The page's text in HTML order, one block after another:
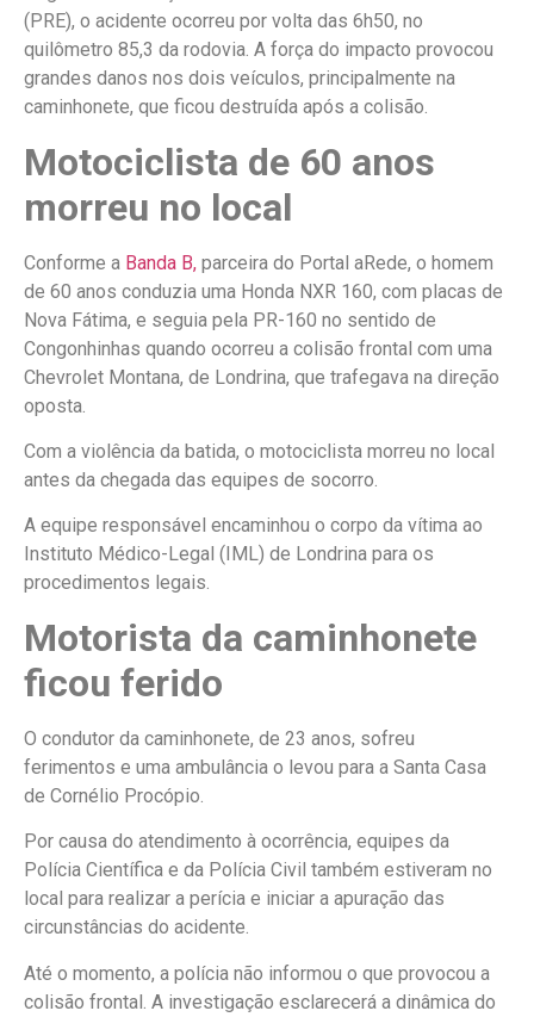
(PRE), o acidente ocorreu por volta das 6h50, no
quilômetro 85,3 da rodovia. A força do impacto provocou
grandes danos nos dois veículos, principalmente na
caminhonete, que ficou destruída após a colisão.
Motociclista de 60 anos
morreu no local
Conforme a Banda B, parceira do Portal aRede, o homem
de 60 anos conduzia uma Honda NXR 160, com placas de
Nova Fátima, e seguia pela PR-160 no sentido de
Congonhinhas quando ocorreu a colisão frontal com uma
Chevrolet Montana, de Londrina, que trafegava na direção
oposta.
Com a violência da batida, o motociclista morreu no local
antes da chegada das equipes de socorro.
A equipe responsável encaminhou o corpo da vítima ao
Instituto Médico-Legal (IML) de Londrina para os
procedimentos legais.
Motorista da caminhonete
ficou ferido
O condutor da caminhonete, de 23 anos, sofreu
ferimentos e uma ambulância o levou para a Santa Casa
de Cornélio Procópio.
Por causa do atendimento à ocorrência, equipes da
Polícia Científica e da Polícia Civil também estiveram no
local para realizar a perícia e iniciar a apuração das
circunstâncias do acidente.
Até o momento, a polícia não informou o que provocou a
colisão frontal. A investigação esclarecerá a dinâmica do